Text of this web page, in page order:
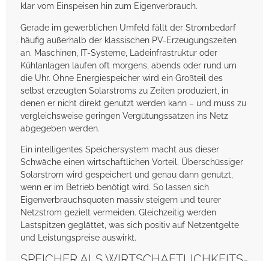
klar vom Einspeisen hin zum Eigenverbrauch.
Gerade im gewerblichen Umfeld fällt der Strombedarf
häufig außerhalb der klassischen PV-Erzeugungszeiten
an. Maschinen, IT-Systeme, Ladeinfrastruktur oder
Kühlanlagen laufen oft morgens, abends oder rund um
die Uhr. Ohne Energiespeicher wird ein Großteil des
selbst erzeugten Solarstroms zu Zeiten produziert, in
denen er nicht direkt genutzt werden kann – und muss zu
vergleichsweise geringen Vergütungssätzen ins Netz
abgegeben werden.
Ein intelligentes Speichersystem macht aus dieser
Schwäche einen wirtschaftlichen Vorteil. Überschüssiger
Solarstrom wird gespeichert und genau dann genutzt,
wenn er im Betrieb benötigt wird. So lassen sich
Eigenverbrauchsquoten massiv steigern und teurer
Netzstrom gezielt vermeiden. Gleichzeitig werden
Lastspitzen geglättet, was sich positiv auf Netzentgelte
und Leistungspreise auswirkt.